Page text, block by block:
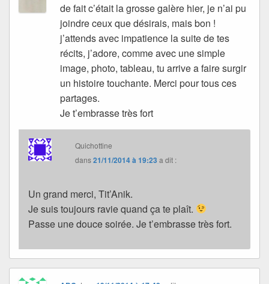
de fait c’était la grosse galère hier, je n’ai pu
joindre ceux que désirais, mais bon !
j’attends avec impatience la suite de tes
récits, j’adore, comme avec une simple
image, photo, tableau, tu arrive a faire surgir
un histoire touchante. Merci pour tous ces
partages.
Je t’embrasse très fort
Quichottine
dans21/11/2014 à 19:23 a dit :
Un grand merci, Tit’Anik.
Je suis toujours ravie quand ça te plaît.
Passe une douce soirée. Je t’embrasse très fort.